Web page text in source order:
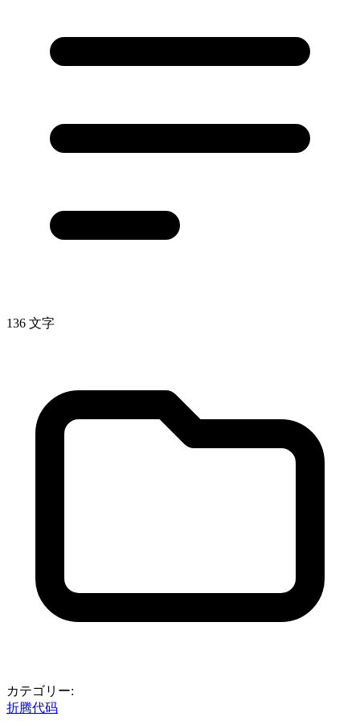
136 文字
カテゴリー:
折腾代码